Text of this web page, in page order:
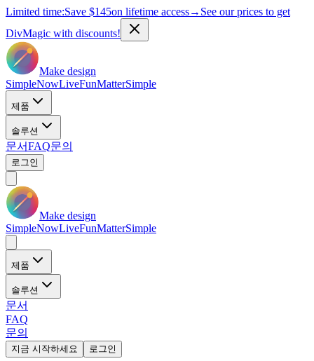
Limited time:Save $145on lifetime access→ See our prices to get
DivMagic with discounts!
Make design
SimpleNowLiveFunMatterSimple
제품
솔루션
문서FAQ문의
로그인
Make design
SimpleNowLiveFunMatterSimple
제품
솔루션
문서
FAQ
문의
지금 시작하세요 로그인